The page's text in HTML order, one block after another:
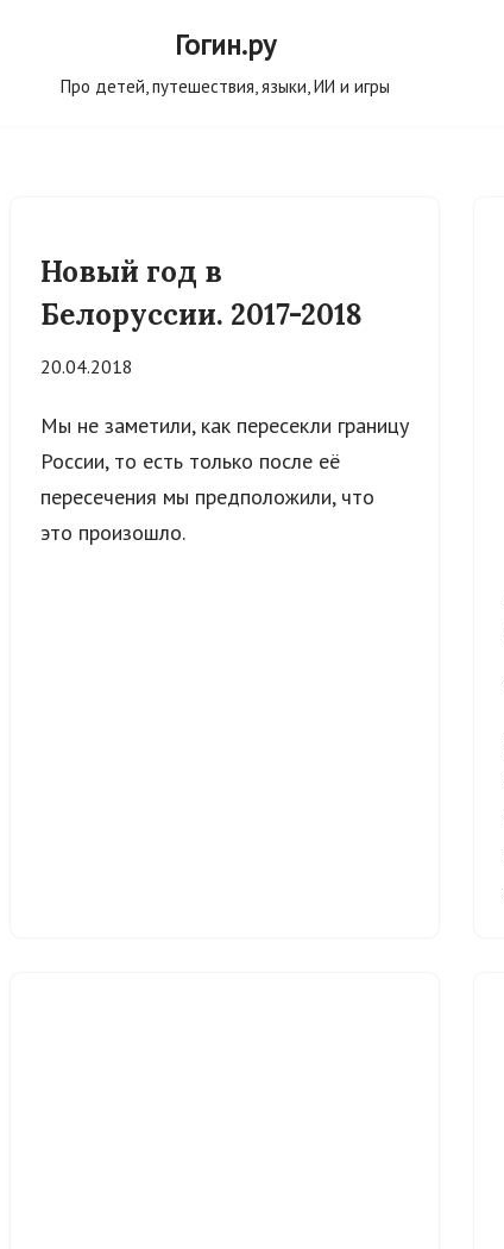
Гогин.ру
Про детей, путешествия, языки, ИИ и игры
Новый год в
Белоруссии. 2017-2018
20.04.2018
Мы не заметили, как пересекли границу
России, то есть только после её
пересечения мы предположили, что
это произошло.